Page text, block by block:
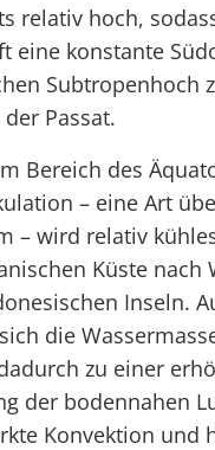
relativ hoch,
eine konstante
Subtropenhoch
Passat.
Bereich des
– eine Art
– wird relativ
Küste
Inseln.
die
zu einer
der bodennahen
Konvektion und